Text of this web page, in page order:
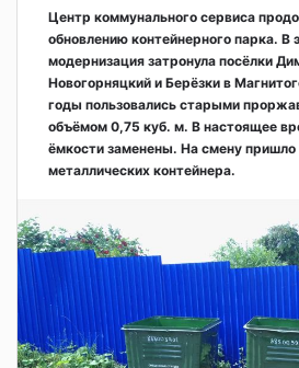
Центр коммунального сервиса
обновлению контейнерного парка. В
модернизация затронула посёлки
Новогорняцкий и Берёзки в
годы пользовались старыми
объёмом 0,75 куб. м. В настоящее
ёмкости заменены. На смену
металлических контейнера.